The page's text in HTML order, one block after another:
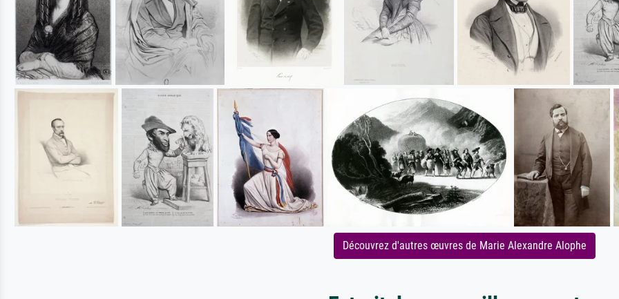
Découvrez d'autres œuvres de Marie Alexandre Alophe